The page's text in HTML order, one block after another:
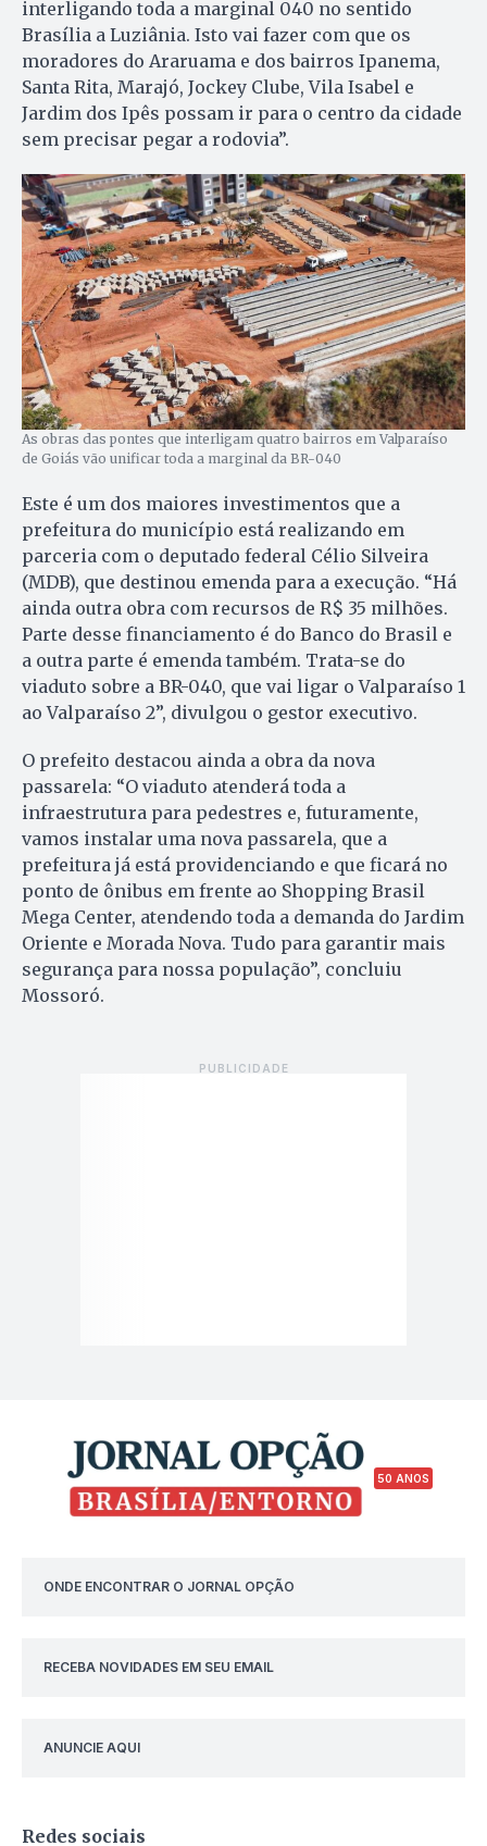
interligando toda a marginal 040 no sentido
Brasília a Luziânia. Isto vai fazer com que os
moradores do Araruama e dos bairros Ipanema,
Santa Rita, Marajó, Jockey Clube, Vila Isabel e
Jardim dos Ipês possam ir para o centro da cidade
sem precisar pegar a rodovia”.
As obras das pontes que interligam quatro bairros em Valparaíso
de Goiás vão unificar toda a marginal da BR-040
Este é um dos maiores investimentos que a
prefeitura do município está realizando em
parceria com o deputado federal Célio Silveira
(MDB), que destinou emenda para a execução. “Há
ainda outra obra com recursos de R$ 35 milhões.
Parte desse financiamento é do Banco do Brasil e
a outra parte é emenda também. Trata-se do
viaduto sobre a BR-040, que vai ligar o Valparaíso 1
ao Valparaíso 2”, divulgou o gestor executivo.
O prefeito destacou ainda a obra da nova
passarela: “O viaduto atenderá toda a
infraestrutura para pedestres e, futuramente,
vamos instalar uma nova passarela, que a
prefeitura já está providenciando e que ficará no
ponto de ônibus em frente ao Shopping Brasil
Mega Center, atendendo toda a demanda do Jardim
Oriente e Morada Nova. Tudo para garantir mais
segurança para nossa população”, concluiu
Mossoró.
50 ANOS
ONDE ENCONTRAR O JORNAL OPÇÃO
RECEBA NOVIDADES EM SEU EMAIL
ANUNCIE AQUI
Redes sociais